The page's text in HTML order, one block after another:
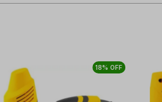
18% OFF